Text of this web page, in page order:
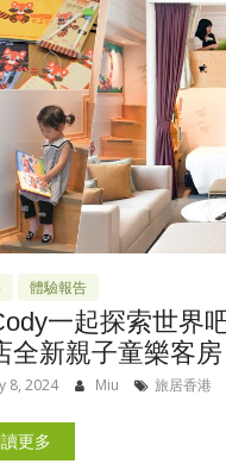
體驗報告
一起探索世界
全新親子童樂客房
8, 2024 Miu 旅居香港
更多